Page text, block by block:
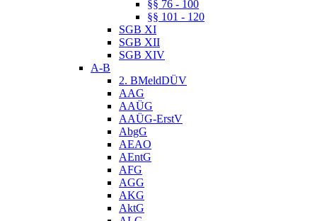
§§ 76 - 100
§§ 101 - 120
SGB XI
SGB XII
SGB XIV
A-B
2. BMeldDÜV
AAG
AAÜG
AAÜG-ErstV
AbgG
AEAO
AEntG
AFG
AGG
AKG
AktG